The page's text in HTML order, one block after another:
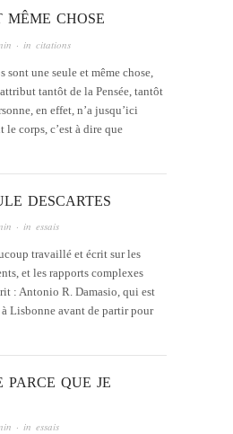
MÊME CHOSE
· in citations
une seule et même chose,
tantôt de la Pensée, tantôt
en effet, n’a jusqu’ici
le corps, c’est à dire que
DESCARTES
· in essais
travaillé et écrit sur les
et les rapports complexes
: Antonio R. Damasio, qui est
à Lisbonne avant de partir pour
PARCE QUE JE
· in essais